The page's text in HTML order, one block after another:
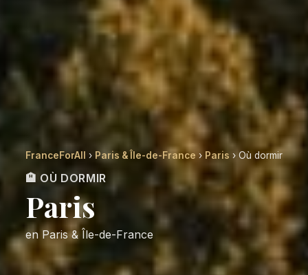
FranceForAll › Paris & Île-de-France › Paris › Où dormir
🏨 OÙ DORMIR
Paris
en Paris & Île-de-France